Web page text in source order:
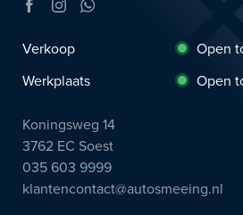
Verkoop
Open
Werkplaats
Open
Koningsweg 14
3762 EC Soest
035 603 9999
klantencontact@autosmeeing.nl